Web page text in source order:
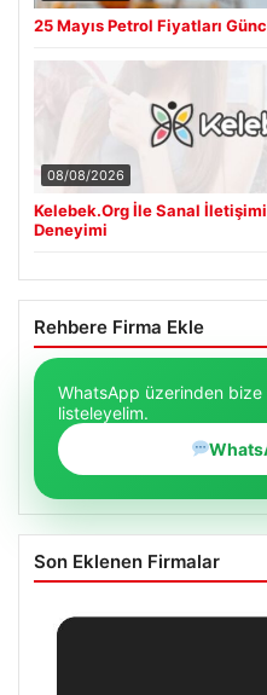
25 Mayıs Petrol Fiyatları
08/08/2026
Kelebek.Org İle Sanal
Deneyimi
Rehbere Firma Ekle
WhatsApp üzerinden bize
listeleyelim.
Son Eklenen Firmalar